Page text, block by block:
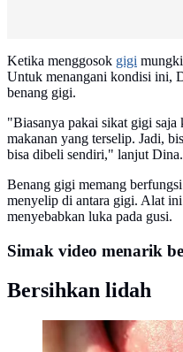
Ketika menggosok gigi
Untuk menangani kondisi ini,
benang gigi.
"Biasanya pakai sikat gigi saja
makanan yang terselip. Jadi,
bisa dibeli sendiri," lanjut Dina.
Benang gigi memang
menyelip di antara gigi. Alat
menyebabkan luka pada gusi.
Simak video menarik
Bersihkan lidah
Bersihkan juga lidah.